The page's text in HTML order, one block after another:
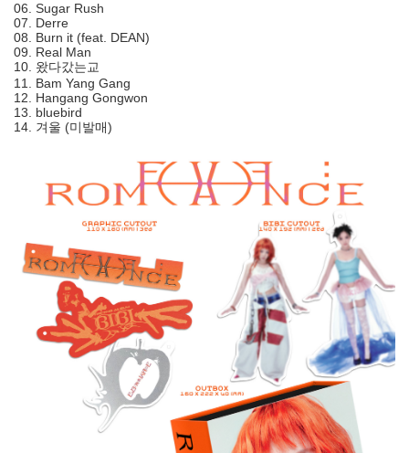
06. Sugar Rush
07. Derre
08. Burn it (feat. DEAN)
09. Real Man
10. 왔다갔는교
11. Bam Yang Gang
12. Hangang Gongwon
13. bluebird
14. 겨울 (미발매)